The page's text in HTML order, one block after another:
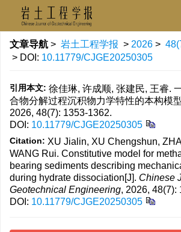
文章导航 > 岩土工程学报 > 2026 >
> DOI: 10.11779/CJGE20250305
引用本文: 徐佳琳, 许成顺, 张建民, 王睿.
合物分解过程沉积物力学特性的本构模
2026, 48(7): 1353-1362.
DOI: 10.11779/CJGE20250305
Citation: XU Jialin, XU Chengshun,
WANG Rui. Constitutive model for
bearing sediments describing
during hydrate dissociation[J]. Chinese
Geotechnical Engineering, 2026, 48(7):
DOI: 10.11779/CJGE20250305